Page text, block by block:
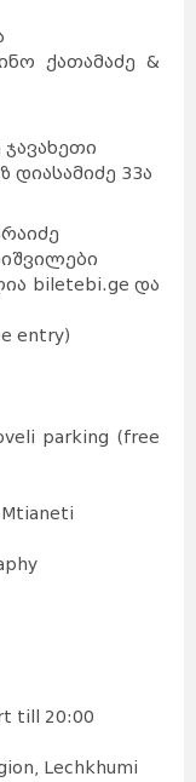
ქათამაძე &
დიასამიძე 33ა
biletebi.ge და
entry)
parking (free
till 20:00
Lechkhumi